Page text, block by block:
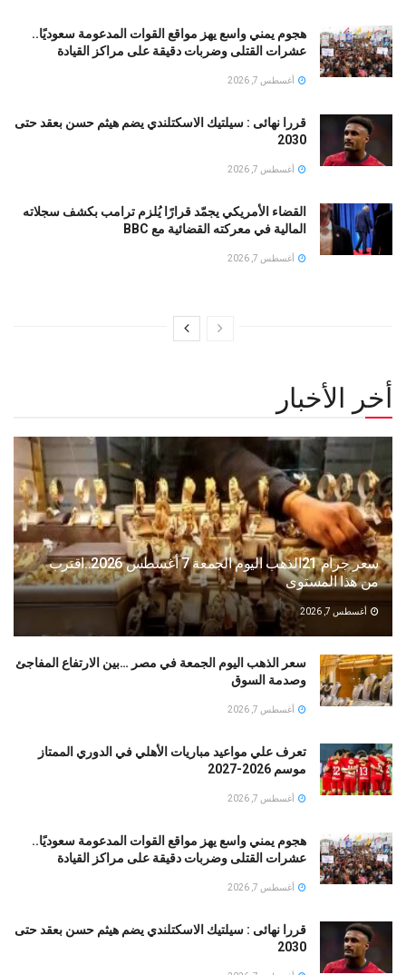
هجوم يمني واسع يهز مواقع القوات المدعومة سعوديًا..
عشرات القتلى وضربات دقيقة على مراكز القيادة
أغسطس 7, 2026
قررا نهائى : سيلتيك الاسكتلندي يضم هيثم حسن بعقد حتى
2030
أغسطس 7, 2026
القضاء الأمريكي يجمّد قرارًا يُلزم ترامب بكشف سجلاته
المالية في معركته القضائية مع BBC
أغسطس 7, 2026
أخر الأخبار
سعر جرام 21الذهب اليوم الجمعة 7 أغسطس 2026..اقترب
من هذا المستوى
أغسطس 7, 2026
سعر الذهب اليوم الجمعة في مصر …بين الارتفاع المفاجئ
وصدمة السوق
أغسطس 7, 2026
تعرف علي مواعيد مباريات الأهلي في الدوري الممتاز
موسم 2026-2027
أغسطس 7, 2026
هجوم يمني واسع يهز مواقع القوات المدعومة سعوديًا..
عشرات القتلى وضربات دقيقة على مراكز القيادة
أغسطس 7, 2026
قررا نهائى : سيلتيك الاسكتلندي يضم هيثم حسن بعقد حتى
2030